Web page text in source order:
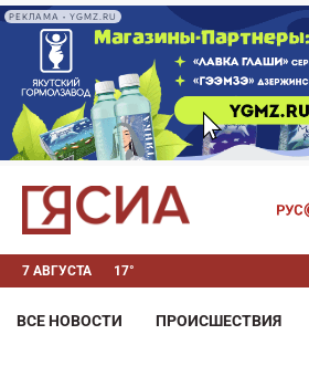
РЕКЛАМА • YGMZ.RU
7 АВГУСТА 17°
ВСЕ НОВОСТИ ПРОИСШЕСТВИЯ